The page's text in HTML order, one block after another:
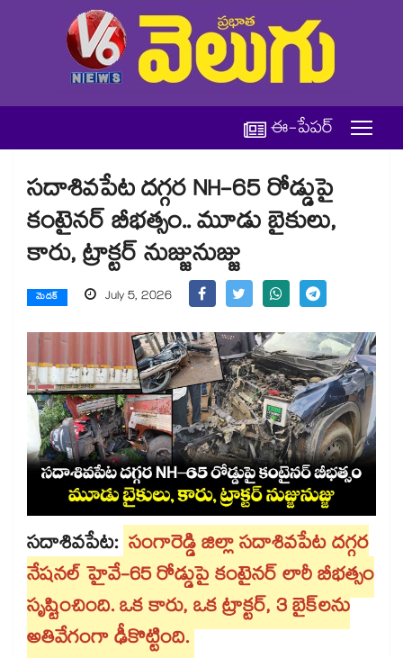
ఈ-పేపర్
సదాశివపేట దగ్గర NH-65 రోడ్డుపై
కంటైనర్ బీభత్సం.. మూడు బైకులు,
కారు, ట్రాక్టర్ నుజ్జునుజ్జు
మెదక్ July 5, 2026
సదాశివపేట: సంగారెడ్డి జిల్లా సదాశివపేట దగ్గర
నేషనల్ హైవే-65 రోడ్డుపై కంటైనర్ లారీ బీభత్సం
సృష్టించింది. ఒక కారు, ఒక ట్రాక్టర్, 3 బైక్⁭లను
అతివేగంగా ఢీకొట్టింది.